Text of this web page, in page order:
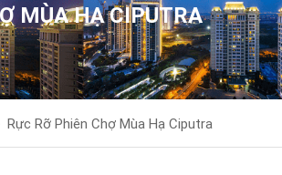
MÙA HẠ CIPUTRA
Rực Rỡ Phiên Chợ Mùa Hạ Ciputra